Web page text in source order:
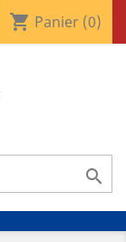
shopping_cart Panier (0)
